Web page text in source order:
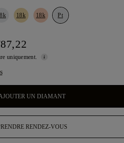
18k 18k Pt
uniquement.
UN DIAMANT
RENDEZ-VOUS